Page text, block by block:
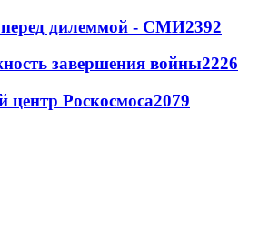
перед дилеммой - СМИ2392
завершения войны2226
Роскосмоса2079